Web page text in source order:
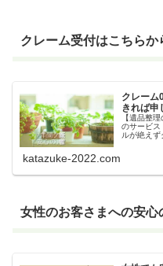
クレーム受付はこちらか
クレーム
きれば申
【遺品整
のサービ
ルが絶え
katazuke-2022.com
女性のお客さまへの安心